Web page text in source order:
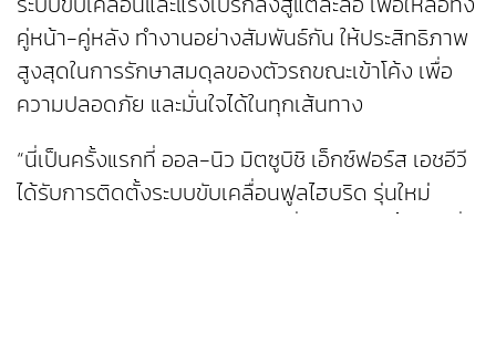
คู่หน้า-คู่หลัง ทำงานอย่างสัมพันธ์กัน ให้ประสิทธิภาพ
สูงสุดในการรักษาสมดุลของตัวรถขณะเข้าโค้ง เพื่อ
ความปลอดภัย และมั่นใจได้ในทุกเส้นทาง
“นี่เป็นครั้งแรกที่ ออล-นิว มิตซูบิชิ เอ็กซ์ฟอร์ส เอชอีวี
ได้รับการติดตั้งระบบขับเคลื่อนฟูลไฮบริด รุ่นใหม่